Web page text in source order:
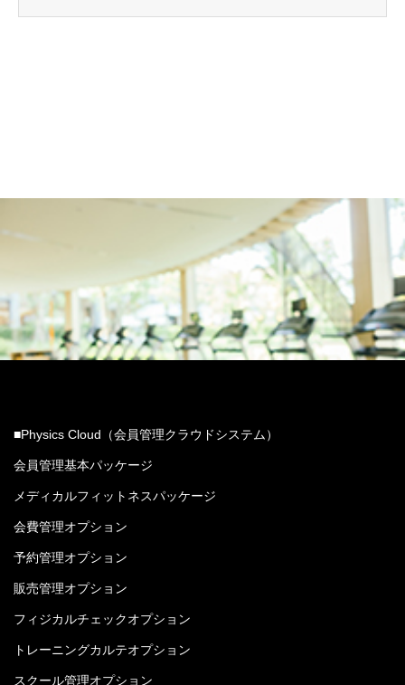
■Physics Cloud（会員管理クラウドシステム）
会員管理基本パッケージ
メディカルフィットネスパッケージ
会費管理オプション
予約管理オプション
販売管理オプション
フィジカルチェックオプション
トレーニングカルテオプション
スクール管理オプション